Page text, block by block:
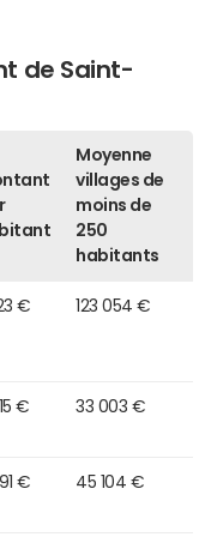
de Saint-
Moyenne
villages de
moins de
250
habitants
€ 123 054 €
€ 33 003 €
€ 45 104 €